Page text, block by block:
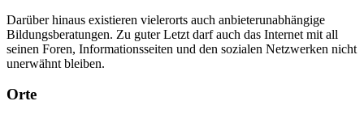
Darüber hinaus existieren vielerorts auch anbieterunabhängige
Bildungsberatungen. Zu guter Letzt darf auch das Internet mit all
seinen Foren, Informationsseiten und den sozialen Netzwerken nicht
unerwähnt bleiben.
Orte